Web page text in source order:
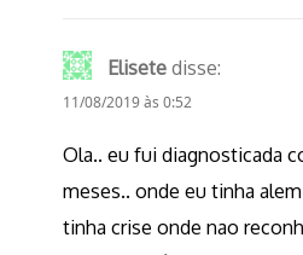
Elisete disse:
11/08/2019 às 0:52
Ola.. eu fui diagnosticada
meses.. onde eu tinha
tinha crise onde nao